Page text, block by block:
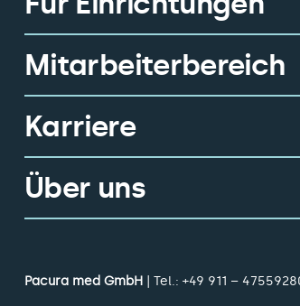
Mitarbeiterbereich
Karriere
Über uns
Pacura med GmbH | Tel.: +49 911 –